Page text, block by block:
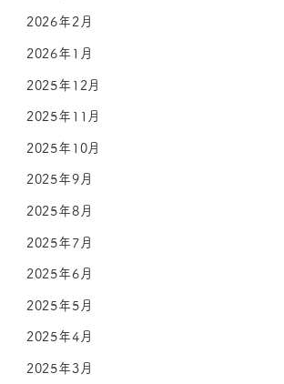
2026年2月
2026年1月
2025年12月
2025年11月
2025年10月
2025年9月
2025年8月
2025年7月
2025年6月
2025年5月
2025年4月
2025年3月